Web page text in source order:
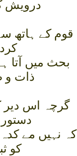
درويش
قوم کے ہاتھ
بحث ميں آتا
ذات و
گرچہ اس دير
کہ نہيں مے
کو